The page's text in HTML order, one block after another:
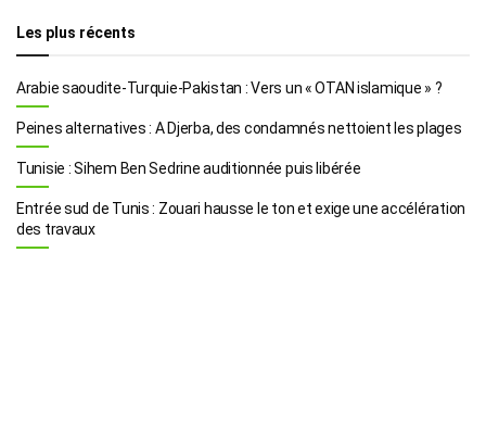
Les plus récents
Arabie saoudite-Turquie-Pakistan : Vers un « OTAN islamique » ?
Peines alternatives : A Djerba, des condamnés nettoient les plages
Tunisie : Sihem Ben Sedrine auditionnée puis libérée
Entrée sud de Tunis : Zouari hausse le ton et exige une accélération
des travaux